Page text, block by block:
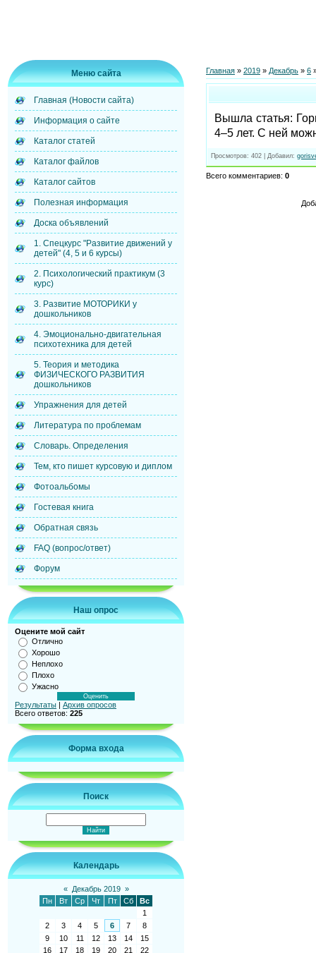
Меню сайта
Главная (Новости сайта)
Информация о сайте
Каталог статей
Каталог файлов
Каталог сайтов
Полезная информация
Доска объявлений
1. Спецкурс "Развитие движений у
детей" (4, 5 и 6 курсы)
2. Психологический практикум (3
курс)
3. Развитие МОТОРИКИ у
дошкольников
4. Эмоционально-двигательная
психотехника для детей
5. Теория и методика
ФИЗИЧЕСКОГО РАЗВИТИЯ
дошкольников
Упражнения для детей
Литература по проблемам
Словарь. Определения
Тем, кто пишет курсовую и диплом
Фотоальбомы
Гостевая книга
Обратная связь
FAQ (вопрос/ответ)
Форум
Наш опрос
Оцените мой сайт
Отлично
Хорошо
Неплохо
Плохо
Ужасно
Результаты | Архив опросов
Всего ответов: 225
Форма входа
Поиск
Календарь
« Декабрь 2019 »
Пн
Вт Ср Чт Пт Сб
Вс
1
2
3 4 5 6 7
8
9
10 11 12 13 14
15
16
17 18 19 20 21 22
Главная » 2019 » Декабрь » 6
Вышла статья:
4–5 лет. С ней
Просмотров: 402 | Добавил:
Всего комментариев: 0